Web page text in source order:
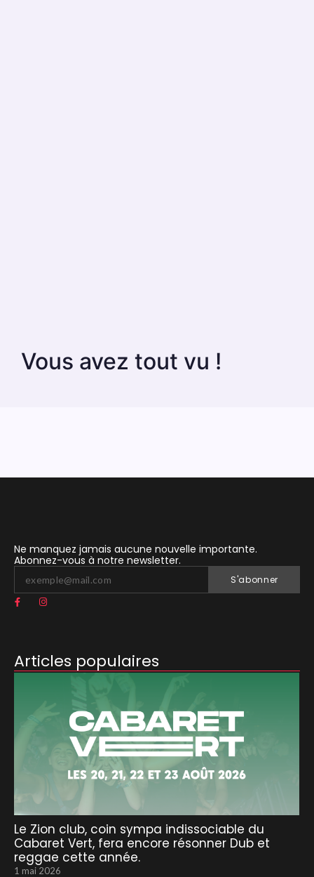
Vous avez tout vu !
Ne manquez jamais aucune nouvelle importante.
Abonnez-vous à notre newsletter.
S'abonner
Articles populaires
Le Zion club, coin sympa indissociable du
Cabaret Vert, fera encore résonner Dub et
reggae cette année.
1 mai 2026